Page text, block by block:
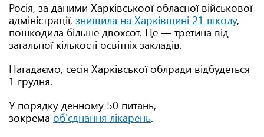
Росія, за даними Харківськоої обласної військової
адміністрації, знищила на Харківщині 21 школу,
пошкодила більше двохсот. Це — третина від
загальної кількості освітніх закладів.
Нагадаємо, сесія Харківської облради відбудеться
1 грудня.
У порядку денному 50 питань,
зокрема об'єднання лікарень.